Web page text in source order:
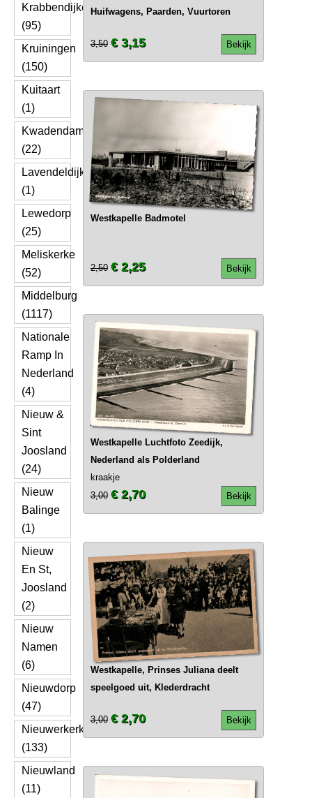
Krabbendijke
(95)
Kruiningen
(150)
Kuitaart
(1)
Kwadendamme
(22)
Lavendeldijk
(1)
Lewedorp
(25)
Meliskerke
(52)
Middelburg
(1117)
Nationale
Ramp In
Nederland
(4)
Nieuw &
Sint
Joosland
(24)
Nieuw
Balinge
(1)
Nieuw
En St,
Joosland
(2)
Nieuw
Namen
(6)
Nieuwdorp
(47)
Nieuwerkerk
(133)
Nieuwland
(11)
Huifwagens, Paarden, Vuurtoren
Bekijk
3,50 € 3,15
Westkapelle Badmotel
Bekijk
2,50 € 2,25
Westkapelle Luchtfoto Zeedijk,
Nederland als Polderland
kraakje
Bekijk
3,00 € 2,70
Westkapelle, Prinses Juliana deelt
speelgoed uit, Klederdracht
Bekijk
3,00 € 2,70